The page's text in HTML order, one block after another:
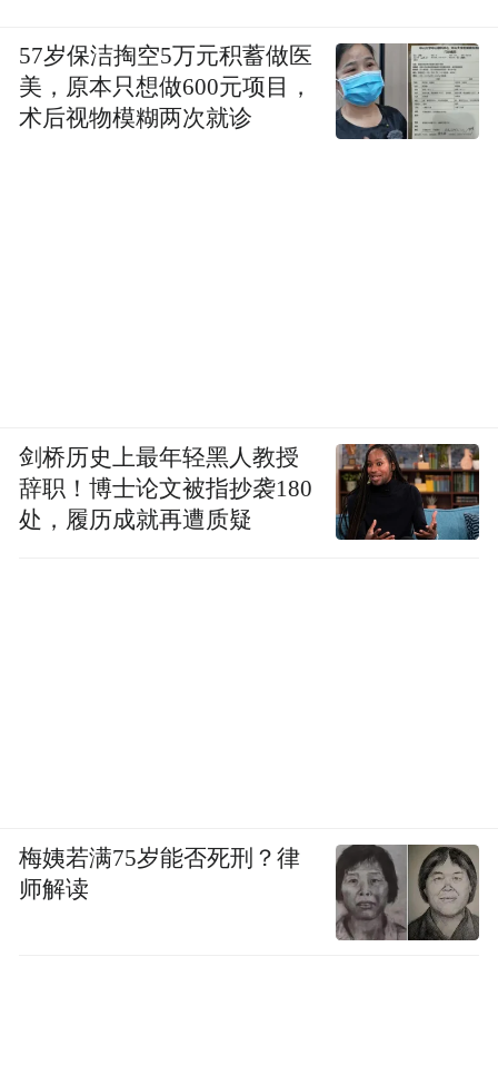
57岁保洁掏空5万元积蓄做医
美，原本只想做600元项目，
术后视物模糊两次就诊
剑桥历史上最年轻黑人教授
辞职！博士论文被指抄袭180
处，履历成就再遭质疑
梅姨若满75岁能否死刑？律
师解读